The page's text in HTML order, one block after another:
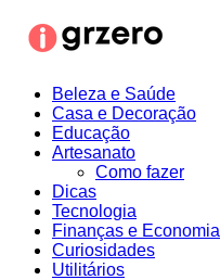
para
Beleza e Saúde
Casa e Decoração
Educação
Artesanato
Como fazer
Dicas
Tecnologia
Finanças e Economia
Curiosidades
Utilitários